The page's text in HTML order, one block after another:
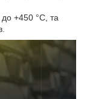
до +450 °С, та